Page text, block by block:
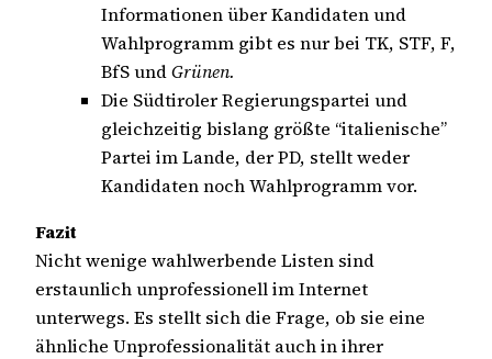
Informationen über Kandidaten und
Wahlprogramm gibt es nur bei TK, STF, F,
BfS undGrünen.
Die Südtiroler Regierungspartei und
gleichzeitig bislang größte “italienische”
Partei im Lande, der PD, stellt weder
Kandidaten noch Wahlprogramm vor.
Fazit
Nicht wenige wahlwerbende Listen sind
erstaunlich unprofessionell im Internet
unterwegs. Es stellt sich die Frage, ob sie eine
ähnliche Unprofessionalität auch in ihrer